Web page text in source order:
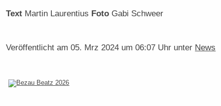
Text Martin Laurentius Foto Gabi Schweer
Veröffentlicht am05. Mrz 2024 um 06:07 Uhr unter News